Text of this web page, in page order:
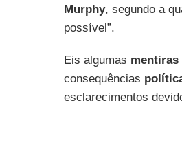
Murphy, segundo a
possível”.
Eis algumas mentiras
consequências
esclarecimentos